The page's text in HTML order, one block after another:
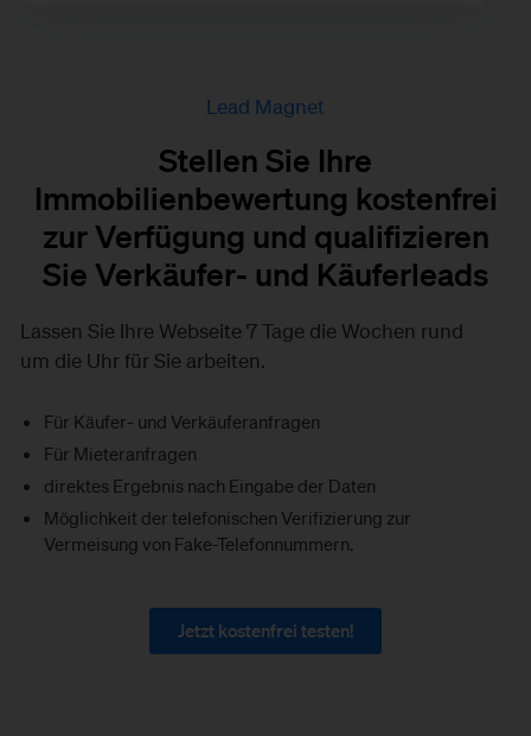
Lead Magnet
Stellen Sie Ihre
Immobilienbewertung kostenfrei
zur Verfügung und qualifizieren
Sie Verkäufer- und Käuferleads
Lassen Sie Ihre Webseite 7 Tage die Wochen rund
um die Uhr für Sie arbeiten.
Für Käufer- und Verkäuferanfragen
Für Mieteranfragen
direktes Ergebnis nach Eingabe der Daten
Möglichkeit der telefonischen Verifizierung zur
Vermeisung von Fake-Telefonnummern.
Jetzt kostenfrei testen!